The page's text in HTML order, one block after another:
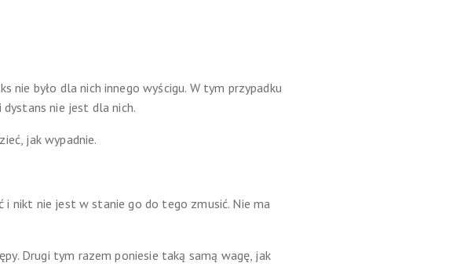
nie było dla nich innego wyścigu. W tym przypadku
dystans nie jest dla nich.
jak wypadnie.
i nikt nie jest w stanie go do tego zmusić. Nie ma
Drugi tym razem poniesie taką samą wagę, jak